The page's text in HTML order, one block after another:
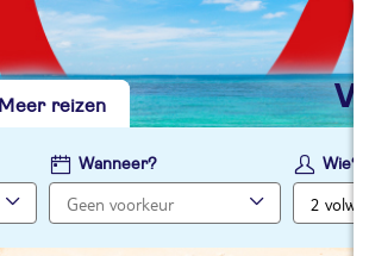
Meer reizen
Wanneer? Wie?